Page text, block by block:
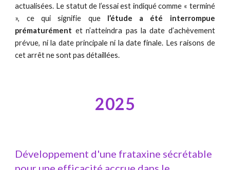
actualisées. Le statut de l’essai est indiqué comme « terminé
», ce qui signifie que l’étude a été interrompue
prématurément et n’atteindra pas la date d’achèvement
prévue, ni la date principale ni la date finale. Les raisons de
cet arrêt ne sont pas détaillées.
2025
Développement d'une frataxine sécrétable